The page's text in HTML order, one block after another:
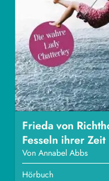
Frieda von
Fesseln ihrer Zeit
Von Annabel Abbs
Hörbuch